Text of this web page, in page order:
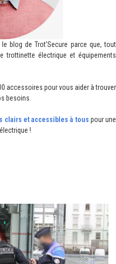
blog de Trot'Secure parce que, tout
trottinette électrique et équipements
accessoires pour vous aider à trouver
besoins.
clairs et accessibles à tous pour une
!